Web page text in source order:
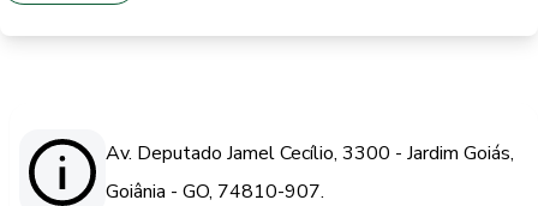
Av. Deputado Jamel Cecílio, 3300 - Jardim Goiás,
Goiânia - GO, 74810-907.